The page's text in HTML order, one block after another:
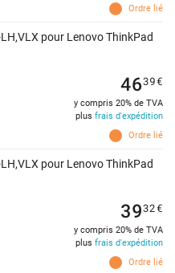
Ordre lié
pour Lenovo ThinkPad
Ordre lié
4639€
y compris 20% de TVA
plus frais d'expédition
pour Lenovo ThinkPad
Ordre lié
3932€
y compris 20% de TVA
plus frais d'expédition